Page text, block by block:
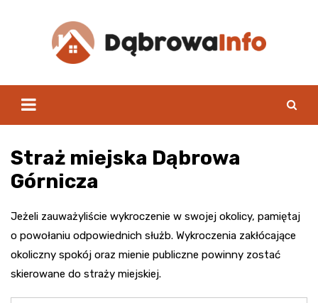
Straż miejska Dąbrowa
Górnicza
Jeżeli zauważyliście wykroczenie w swojej okolicy, pamiętaj
o powołaniu odpowiednich służb. Wykroczenia zakłócające
okoliczny spokój oraz mienie publiczne powinny zostać
skierowane do straży miejskiej.